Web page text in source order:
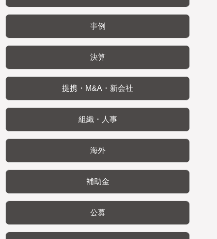
事例
決算
提携・M&A・新会社
組織・人事
海外
補助金
公募